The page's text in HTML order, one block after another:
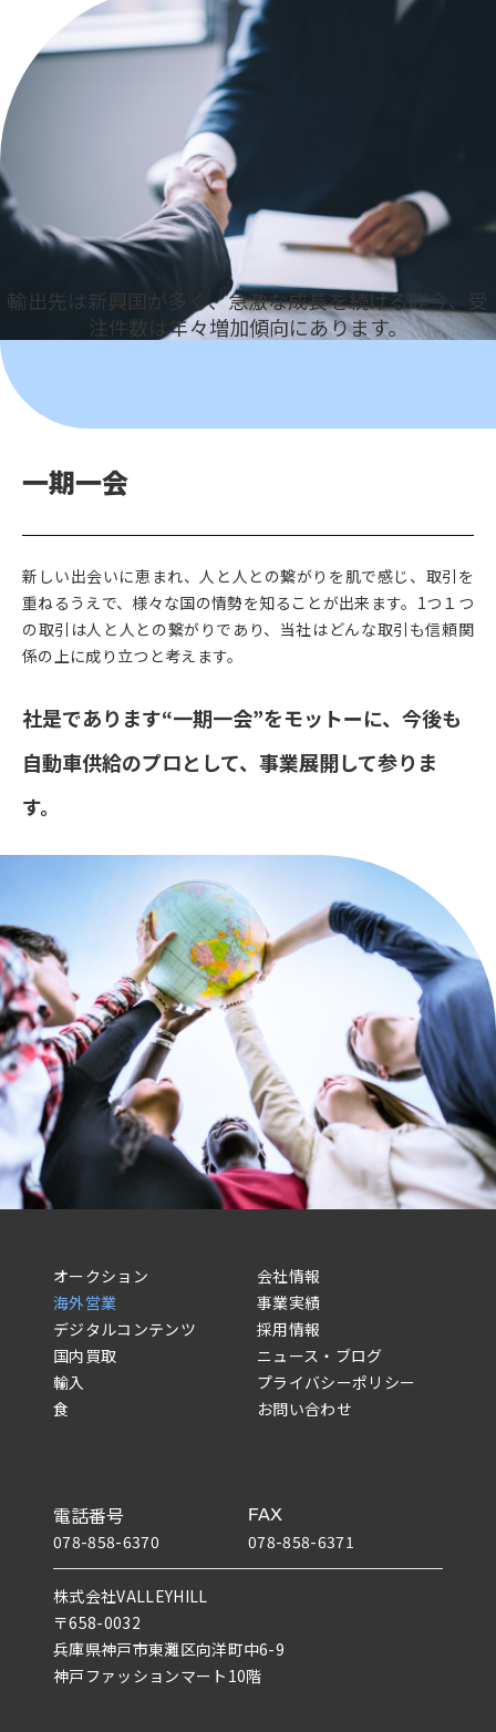
輸出先は新興国が多く、急激な成長を続ける昨今、受
注件数は年々増加傾向にあります。
一期一会
新しい出会いに恵まれ、人と人との繋がりを肌で感じ、取引を
重ねるうえで、様々な国の情勢を知ることが出来ます。1つ１つ
の取引は人と人との繋がりであり、当社はどんな取引も信頼関
係の上に成り立つと考えます。
社是であります“一期一会”をモットーに、今後も
自動車供給のプロとして、事業展開して参りま
す。
オークション
海外営業
デジタルコンテンツ
国内買取
輸入
食
会社情報
事業実績
採用情報
ニュース・ブログ
プライバシーポリシー
お問い合わせ
電話番号
078-858-6370
FAX
078-858-6371
株式会社VALLEYHILL
〒658-0032
兵庫県神戸市東灘区向洋町中6-9
神戸ファッションマート10階